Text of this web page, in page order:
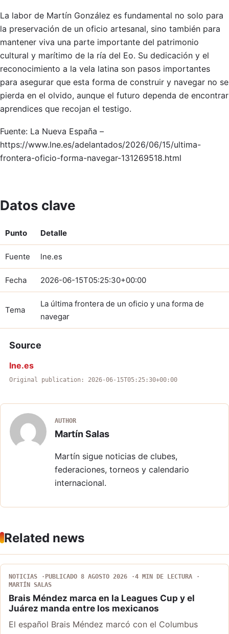
La labor de Martín González es fundamental no solo para
la preservación de un oficio artesanal, sino también para
mantener viva una parte importante del patrimonio
cultural y marítimo de la ría del Eo. Su dedicación y el
reconocimiento a la vela latina son pasos importantes
para asegurar que esta forma de construir y navegar no se
pierda en el olvido, aunque el futuro dependa de encontrar
aprendices que recojan el testigo.
Fuente: La Nueva España –
https://www.lne.es/adelantados/2026/06/15/ultima-
frontera-oficio-forma-navegar-131269518.html
Datos clave
Punto Detalle
Fuente lne.es
Fecha 2026-06-15T05:25:30+00:00
Tema
La última frontera de un oficio y una forma de
navegar
Source
lne.es
Original publication: 2026-06-15T05:25:30+00:00
AUTHOR
Martín Salas
Martín sigue noticias de clubes,
federaciones, torneos y calendario
internacional.
Related news
NOTICIAS PUBLICADO 8 AGOSTO 2026
4 MIN DE LECTURA
MARTÍN SALAS
Brais Méndez marca en la Leagues Cup y el
Juárez manda entre los mexicanos
El español Brais Méndez marcó con el Columbus